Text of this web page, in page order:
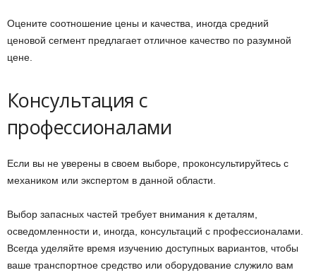
Оцените соотношение цены и качества, иногда средний
ценовой сегмент предлагает отличное качество по разумной
цене.
Консультация с
профессионалами
Если вы не уверены в своем выборе, проконсультируйтесь с
механиком или экспертом в данной области.
Выбор запасных частей требует внимания к деталям,
осведомленности и, иногда, консультаций с профессионалами.
Всегда уделяйте время изучению доступных вариантов, чтобы
ваше транспортное средство или оборудование служило вам